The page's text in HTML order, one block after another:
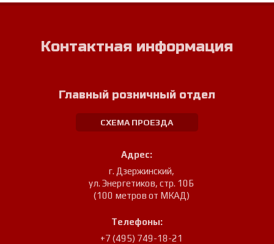
Контактная информация
Главный розничный отдел
СХЕМА ПРОЕЗДА
Адрес:
г. Дзержинский,
ул. Энергетиков, стр. 10Б
(100 метров от МКАД)
Телефоны:
+7 (495) 749-18-21